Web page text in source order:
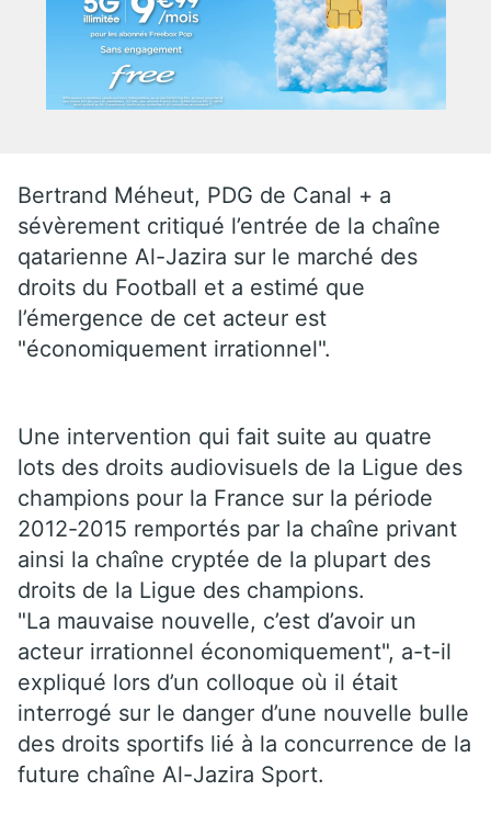
Bertrand Méheut, PDG de Canal + a
sévèrement critiqué l’entrée de la chaîne
qatarienne Al-Jazira sur le marché des
droits du Football et a estimé que
l’émergence de cet acteur est
"économiquement irrationnel".
Une intervention qui fait suite au quatre
lots des droits audiovisuels de la Ligue des
champions pour la France sur la période
2012-2015 remportés par la chaîne privant
ainsi la chaîne cryptée de la plupart des
droits de la Ligue des champions.
"La mauvaise nouvelle, c’est d’avoir un
acteur irrationnel économiquement", a-t-il
expliqué lors d’un colloque où il était
interrogé sur le danger d’une nouvelle bulle
des droits sportifs lié à la concurrence de la
future chaîne Al-Jazira Sport.